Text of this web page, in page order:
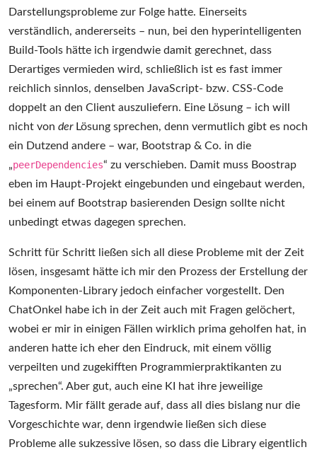
Darstellungsprobleme zur Folge hatte. Einerseits
verständlich, andererseits – nun, bei den hyperintelligenten
Build-Tools hätte ich irgendwie damit gerechnet, dass
Derartiges vermieden wird, schließlich ist es fast immer
reichlich sinnlos, denselben JavaScript- bzw. CSS-Code
doppelt an den Client auszuliefern. Eine Lösung – ich will
nicht von derLösung sprechen, denn vermutlich gibt es noch
ein Dutzend andere – war, Bootstrap & Co. in die
„peerDependencies“ zu verschieben. Damit muss Boostrap
eben im Haupt-Projekt eingebunden und eingebaut werden,
bei einem auf Bootstrap basierenden Design sollte nicht
unbedingt etwas dagegen sprechen.
Schritt für Schritt ließen sich all diese Probleme mit der Zeit
lösen, insgesamt hätte ich mir den Prozess der Erstellung der
Komponenten-Library jedoch einfacher vorgestellt. Den
ChatOnkel habe ich in der Zeit auch mit Fragen gelöchert,
wobei er mir in einigen Fällen wirklich prima geholfen hat, in
anderen hatte ich eher den Eindruck, mit einem völlig
verpeilten und zugekifften Programmierpraktikanten zu
„sprechen“. Aber gut, auch eine KI hat ihre jeweilige
Tagesform. Mir fällt gerade auf, dass all dies bislang nur die
Vorgeschichte war, denn irgendwie ließen sich diese
Probleme alle sukzessive lösen, so dass die Library eigentlich